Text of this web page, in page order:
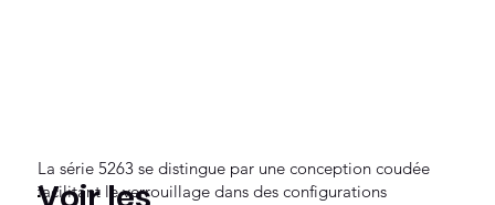
La série 5263 se distingue par une conception coudée
facilitant le verrouillage dans des configurations